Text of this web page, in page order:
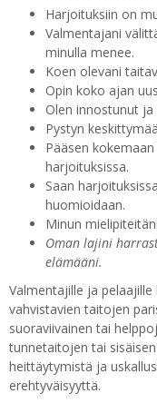
Harjoituksiin on
Valmentajani
minulla menee.
Koen olevani
Opin koko ajan
Olen innostunut
Pystyn
Pääsen
harjoituksissa.
Saan
huomioidaan.
Minun
Oman lajini
elämääni.
Valmentajille ja
vahvistavien taitojen
suoraviivainen tai
tunnetaitojen tai
heittäytymistä ja
erehtyväisyyttä.